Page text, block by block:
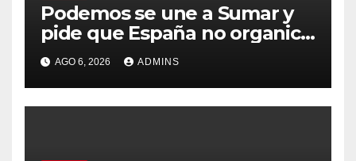
Podemos se une a Sumar y
pide que España no organice
el Mundial 2030 con
Marruecos por «atentar
contra la soberanía nacional»
AGO 6, 2026 ADMINS